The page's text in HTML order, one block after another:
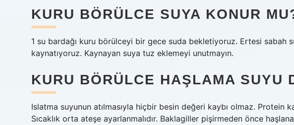
KURU BÖRÜLCE SUYA KONUR
1 su bardağı kuru börülceyi bir gece suda bekletiyoruz. Ertesi sabah
kaynatıyoruz. Kaynayan suya tuz eklemeyi unutmayın.
KURU BÖRÜLCE HAŞLAMA SUYU
Islatma suyunun atılmasıyla hiçbir besin değeri kaybı olmaz. Protein
Sıcaklık orta ateşe ayarlanmalıdır. Baklagiller pişirmeden önce